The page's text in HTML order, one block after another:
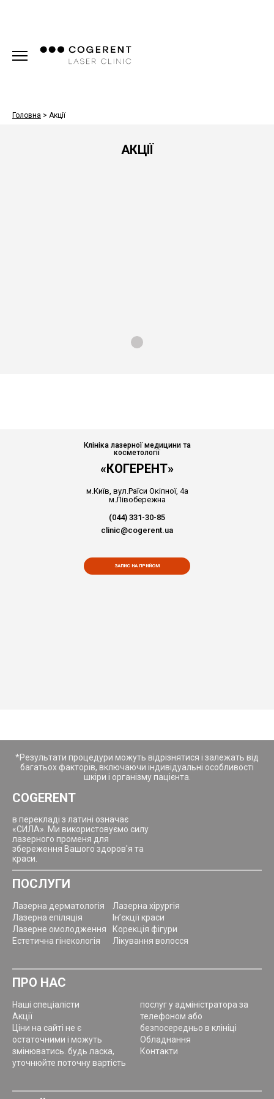
Головна > Акції
АКЦІЇ
Клініка лазерної медицини та
косметології
«КОГЕРЕНТ»
м.Київ, вул.Раїси Окіпної, 4а
м.Лівобережна
(044) 331-30-85
clinic@cogerent.ua
ЗАПИС НА ПРИЙОМ
*Результати процедури можуть відрізнятися і залежать від
багатьох факторів, включаючи індивідуальні особливості
шкіри і організму пацієнта.
COGERENT
в перекладі з латині означає
«СИЛА». Ми використовуємо силу
лазерного променя для
збереження Вашого здоров'я та
краси.
ПОСЛУГИ
Лазерна дерматологія
Лазерна епіляція
Лазерне омолодження
Естетична гінекологія
Лазерна хірургія
Ін’єкції краси
Корекція фігури
Лікування волосся
ПРО НАС
Наші спеціалісти
Акції
Ціни на сайті не є
остаточними і можуть
змінюватись. будь ласка,
уточнюйте поточну вартість
послуг у адміністратора за
телефоном або
безпосередньо в клініці
Обладнання
Контакти